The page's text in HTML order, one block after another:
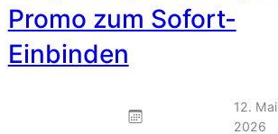
Promo zum Sofort-
Einbinden
12. Mai
2026